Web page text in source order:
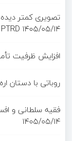
تصویری کمتر
PTRD ۱۴۰۵/۰۵/۱۴
افزایش ظرفیت
روباتی با دستان
فقیه سلطانی و
۱۴۰۵/۰۵/۱۴